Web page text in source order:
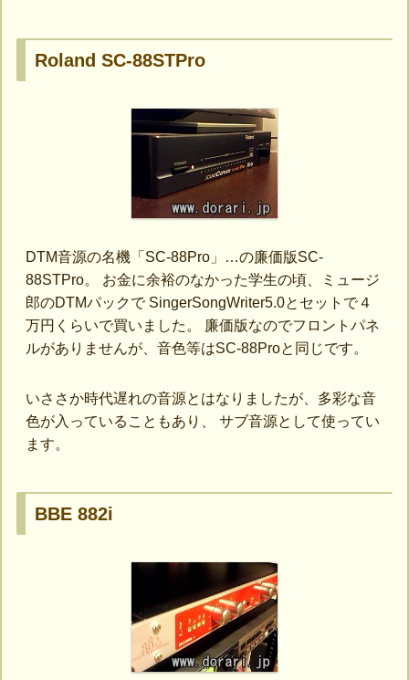
Roland SC-88STPro
DTM音源の名機「SC-88Pro」…の廉価版SC-
88STPro。 お金に余裕のなかった学生の頃、ミュージ
郎のDTMパックで SingerSongWriter5.0とセットで４
万円くらいで買いました。 廉価版なのでフロントパネ
ルがありませんが、音色等はSC-88Proと同じです。
いささか時代遅れの音源とはなりましたが、多彩な音
色が入っていることもあり、 サブ音源として使ってい
ます。
BBE 882i